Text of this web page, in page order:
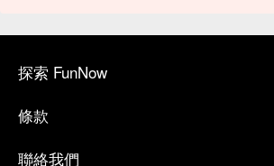
探索 FunNow
條款
聯絡我們